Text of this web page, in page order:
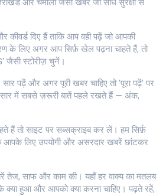
और चमोली जैसी खबरें जो सीधे सुरक्षा से
कीवर्ड दिए हैं ताकि आप वही पढ़ें जो आपकी
के लिए अगर आप सिर्फ़ खेल पढ़ना चाहते हैं, तो
जैसी स्टोरीज़ चुनें।
पढ़ें और अगर पूरी खबर चाहिए तो 'पूरा पढ़ें' पर
में सबसे ज़रूरी बातें पहले रखते हैं — अंक,
हैं तो साइट पर सब्सक्राइब कर लें। हम सिर्फ़
आपके लिए उपयोगी और असरदार खबरें छांटकर
साफ और काम की। यहाँ हर वाक्य का मतलब
हुआ और आपको क्या करना चाहिए। पढ़ते रहें,